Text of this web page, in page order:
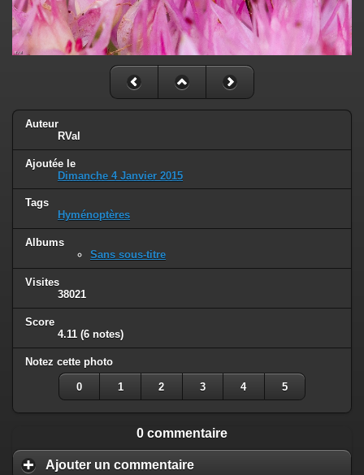
Auteur
RVal
Ajoutée le
Dimanche 4 Janvier 2015
Tags
Hyménoptères
Albums
Sans sous-titre
Visites
38021
Score
4.11 (6 notes)
Notez cette photo
0 1 2 3 4 5
0 commentaire
Ajouter un commentaire